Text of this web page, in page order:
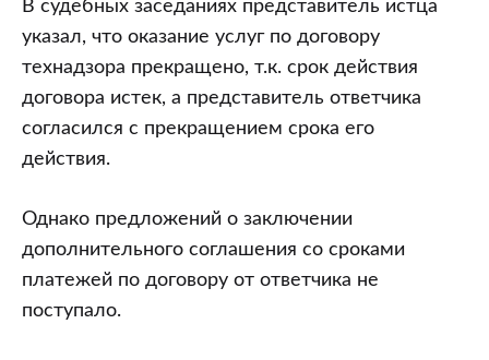
В судебных заседаниях представитель истца
указал, что оказание услуг по договору
технадзора прекращено, т.к. срок действия
договора истек, а представитель ответчика
согласился с прекращением срока его
действия.
Однако предложений о заключении
дополнительного соглашения со сроками
платежей по договору от ответчика не
поступало.